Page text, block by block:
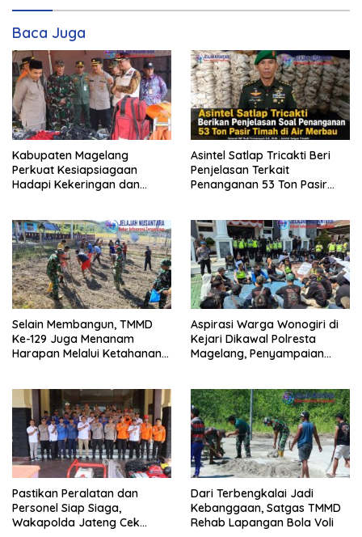
Baca Juga
Kabupaten Magelang
Perkuat Kesiapsiagaan
Hadapi Kekeringan dan
Asintel Satlap Tricakti Beri
Penjelasan Terkait
Penanganan 53 Ton Pasir
Selain Membangun, TMMD
Ke-129 Juga Menanam
Harapan Melalui Ketahanan
Aspirasi Warga Wonogiri di
Kejari Dikawal Polresta
Magelang, Penyampaian
Pastikan Peralatan dan
Personel Siap Siaga,
Wakapolda Jateng Cek
Dari Terbengkalai Jadi
Kebanggaan, Satgas TMMD
Rehab Lapangan Bola Voli